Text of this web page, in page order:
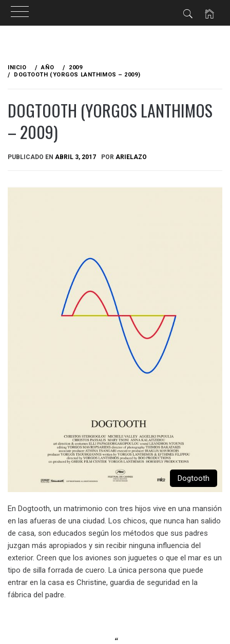
contenido
INICIO AÑO
2009
DOGTOOTH (YORGOS LANTHIMOS – 2009)
DOGTOOTH (YORGOS LANTHIMOS
– 2009)
PUBLICADO EN ABRIL 3, 2017 POR ARIELAZO
Dogtooth
En Dogtooth, un matrimonio con tres hijos vive en una mansión
en las afueras de una ciudad. Los chicos, que nunca han salido
de casa, son educados según los métodos que sus padres
juzgan más apropiados y sin recibir ninguna influencia del
exterior. Creen que los aviones son juguetes o que el mar es un
tipo de silla forrada de cuero. La única persona que puede
entrar en la casa es Christine, guardia de seguridad en la
fábrica del padre.